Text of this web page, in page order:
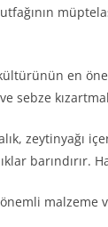
en
sebze
zeytinyağı
malzeme